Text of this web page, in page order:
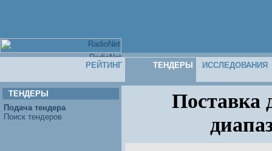
РЕЙТИНГ ТЕНДЕРЫ ИССЛЕДОВАНИЯ
ТЕНДЕРЫ
Подача тендера
Поиск тендеров
Поставка